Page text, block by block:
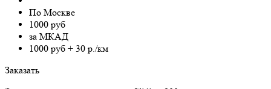
По Москве
1000 руб
за МКАД
1000 руб + 30 р./км
Заказать